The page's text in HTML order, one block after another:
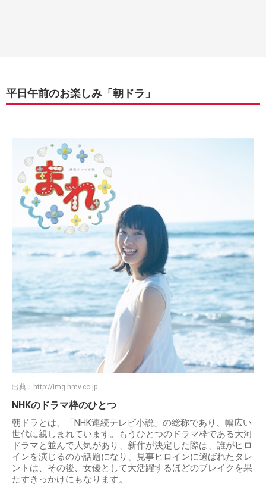
------------------------------------------------------------------
平日午前のお楽しみ「朝ドラ」
出典： http://img.hmv.co.jp
NHKのドラマ枠のひとつ
朝ドラとは、「NHK連続テレビ小説」の総称であり、幅広い
世代に親しまれています。もうひとつのドラマ枠である大河
ドラマと並んで人気があり、新作が決定した際は、誰がヒロ
インを演じるのか話題になり、見事ヒロインに選ばれたタレ
ントは、その後、女優として大活躍するほどのブレイクを果
たすきっかけにもなります。